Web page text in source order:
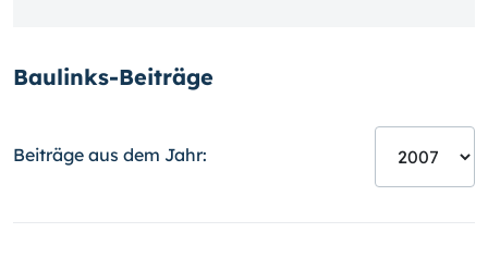
Baulinks-Beiträge
Beiträge aus dem Jahr: